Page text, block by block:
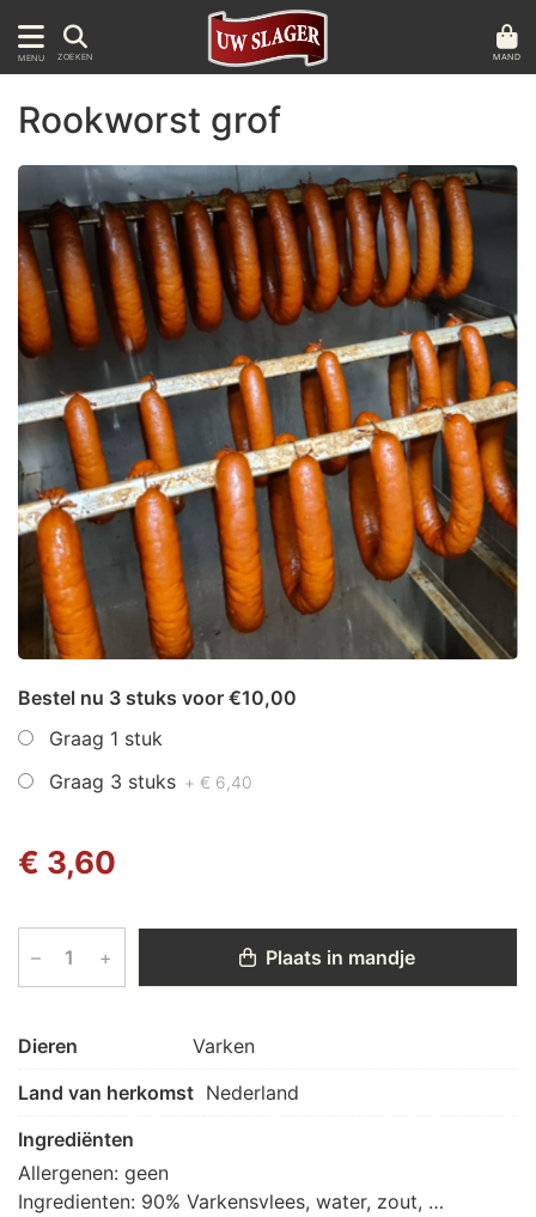
MENU ZOEKEN MAND
Rookworst grof
Bestel nu 3 stuks voor €10,00
Graag 1 stuk
Graag 3 stuks + € 6,40
€ 3,60
– + Plaats in mandje
Dieren
Varken
Land van herkomst Nederland
Ingrediënten
Allergenen: geen
Ingredienten: 90% Varkensvlees, water, zout,